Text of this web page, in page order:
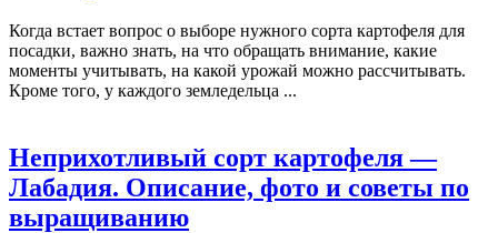
Когда встает вопрос о выборе нужного сорта картофеля для
посадки, важно знать, на что обращать внимание, какие
моменты учитывать, на какой урожай можно рассчитывать.
Кроме того, у каждого земледельца ...
Неприхотливый сорт картофеля —
Лабадия. Описание, фото и советы по
выращиванию